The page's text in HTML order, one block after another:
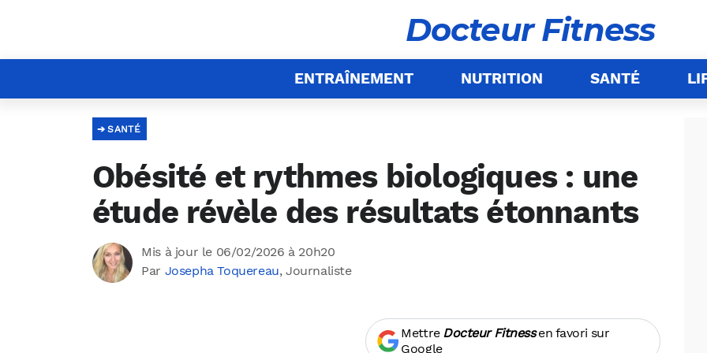
Docteur Fitness
ENTRAÎNEMENT NUTRITION SANTÉ
SANTÉ
Obésité et rythmes biologiques : une
étude révèle des résultats étonnants
Mis à jour le 06/02/2026 à 20h20
Par Josepha Toquereau, Journaliste
Mettre Docteur Fitnessen favori sur
Google